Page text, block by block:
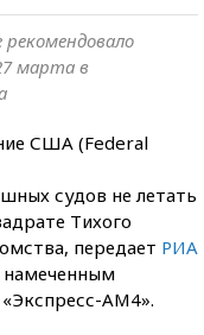
рекомендовало
марта в
США (Federal
судов не летать
Тихого
передает РИА
намеченным
AM4».